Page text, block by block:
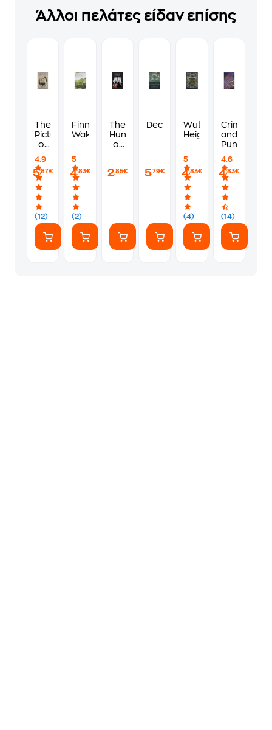
Άλλοι πελάτες είδαν επίσης
The
Picture
of
Gray
4.9
(12)
5,87€
Finnegans
Wake
5
(2)
4,83€
The
Hunchback
of
2,85€
Decameron
5,79€
Wuthering
Heights
5
(4)
4,83€
Crime
and
Punishment
4.6
(14)
4,83€